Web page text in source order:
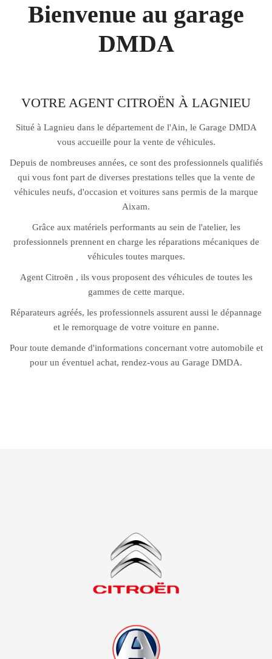
Bienvenue au garage
DMDA
VOTRE AGENT CITROËN À LAGNIEU
Situé à Lagnieu dans le département de l'Ain, le Garage DMDA
vous accueille pour la vente de véhicules.
Depuis de nombreuses années, ce sont des professionnels qualifiés
qui vous font part de diverses prestations telles que la vente de
véhicules neufs, d'occasion et voitures sans permis de la marque
Aixam.
Grâce aux matériels performants au sein de l'atelier, les
professionnels prennent en charge les réparations mécaniques de
véhicules toutes marques.
Agent Citroën , ils vous proposent des véhicules de toutes les
gammes de cette marque.
Réparateurs agréés, les professionnels assurent aussi le dépannage
et le remorquage de votre voiture en panne.
Pour toute demande d'informations concernant votre automobile et
pour un éventuel achat, rendez-vous au Garage DMDA.